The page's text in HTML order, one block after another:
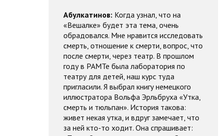
Абулкатинов: Когда узнал, что на
«Вешалке» будет эта тема, очень
обрадовался. Мне нравится исследовать
смерть, отношение к смерти, вопрос, что
после смерти, через театр. В прошлом
году в РАМТе была лаборатория по
театру для детей, наш курс туда
пригласили. Я выбрал книгу немецкого
иллюстратора Вольфа Эрльбруха «Утка,
смерть и тюльпан». История такова:
живет некая утка, и вдруг замечает, что
за ней кто-то ходит. Она спрашивает: